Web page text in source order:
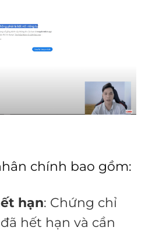
chính bao gồm:
hạn: Chứng chỉ
hết hạn và cần